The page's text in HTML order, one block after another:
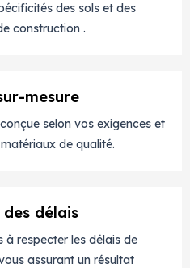
des sols et des
construction .
mesure
selon vos exigences et
de qualité.
des délais
à respecter les délais de
assurant un résultat